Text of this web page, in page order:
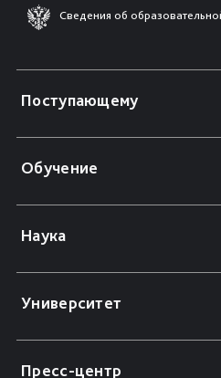
Сведения об
Поступающему
Обучение
Наука
Университет
Пресс-центр